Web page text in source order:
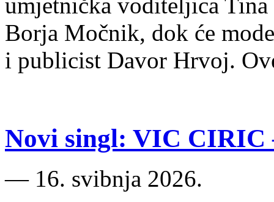
Borja Močnik, dok će
i publicist Davor Hrvoj.
Novi singl: VIC CIRIC
― 16. svibnja 2026.